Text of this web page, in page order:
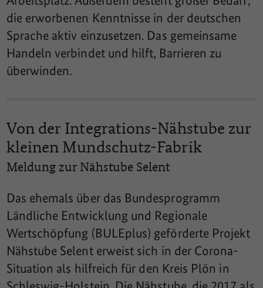
die erworbenen Kenntnisse in der deutschen
Sprache aktiv einzusetzen. Das gemeinsame
Handeln verbindet und hilft, Barrieren zu
überwinden.
Von der Integrations-Nähstube zur
kleinen Mundschutz-Fabrik
Meldung zur Nähstube Selent
Das ehemals über das Bundesprogramm
Ländliche Entwicklung und Regionale
Wertschöpfung (BULEplus) geförderte Projekt
Nähstube Selent erweist sich in der Corona-
Situation als hilfreich für den Kreis Plön in